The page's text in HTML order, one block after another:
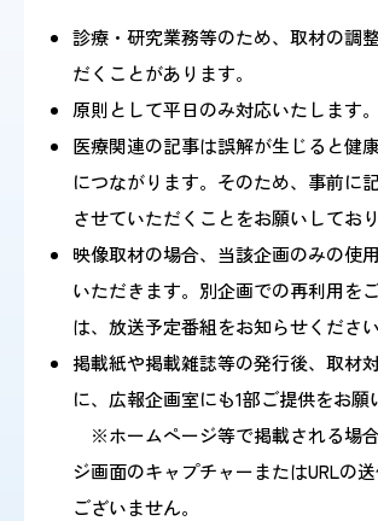
診療・研究業務等のため、取材の調
だくことがあります。
原則として平日のみ対応いたします。
医療関連の記事は誤解が生じると健
につながります。そのため、事前に
させていただくことをお願いしており
映像取材の場合、当該企画のみの使
いただきます。別企画での再利用を
は、放送予定番組をお知らせください
掲載紙や掲載雑誌等の発行後、取材
に、広報企画室にも1部ご提供をお願
※ホームページ等で掲載される場
ジ画面のキャプチャーまたはURLの
ございません。